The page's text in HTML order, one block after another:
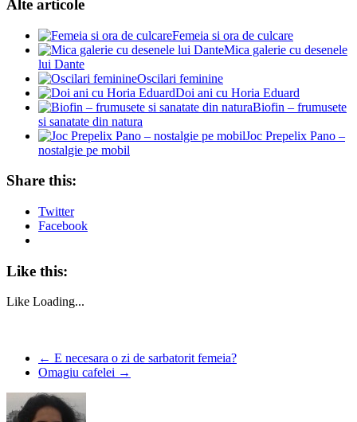
Alte articole
Femeia si ora de culcare
Mica galerie cu desenele
lui Dante
Oscilari feminine
Doi ani cu Horia Eduard
Biofin – frumusete
si sanatate din natura
Joc Prepelix Pano –
nostalgie pe mobil
Share this:
Twitter
Facebook
Like this:
Like Loading...
← E necesara o zi de sarbatorit femeia?
Omagiu cafelei →